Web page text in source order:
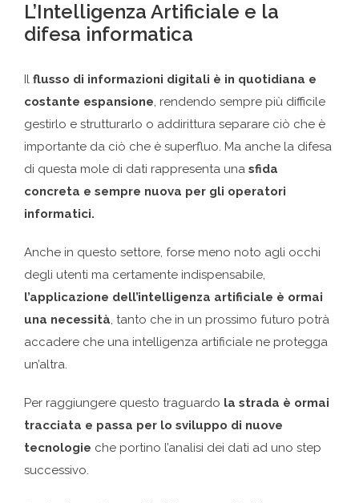
L’Intelligenza Artificiale e la
difesa informatica
Il flusso di informazioni digitali è in quotidiana e
costante espansione, rendendo sempre più difficile
gestirlo e strutturarlo o addirittura separare ciò che è
importante da ciò che è superfluo. Ma anche la difesa
di questa mole di dati rappresenta una sfida
concreta e sempre nuova per gli operatori
informatici.
Anche in questo settore, forse meno noto agli occhi
degli utenti ma certamente indispensabile,
l’applicazione dell’intelligenza artificiale è ormai
una necessità, tanto che in un prossimo futuro potrà
accadere che una intelligenza artificiale ne protegga
un’altra.
Per raggiungere questo traguardo la strada è ormai
tracciata e passa per lo sviluppo di nuove
tecnologie che portino l’analisi dei dati ad uno step
successivo.